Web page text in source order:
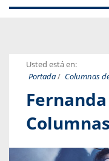
Usted está en:
Portada/ Columnas